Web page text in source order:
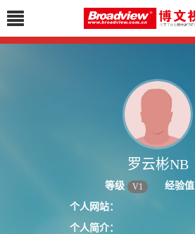
罗云彬NB
等级 V1 经验值
个人网站：
个人简介：